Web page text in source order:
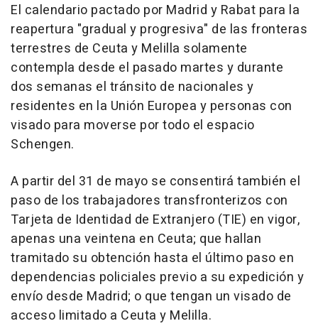
El calendario pactado por Madrid y Rabat para la
reapertura "gradual y progresiva" de las fronteras
terrestres de Ceuta y Melilla solamente
contempla desde el pasado martes y durante
dos semanas el tránsito de nacionales y
residentes en la Unión Europea y personas con
visado para moverse por todo el espacio
Schengen.
A partir del 31 de mayo se consentirá también el
paso de los trabajadores transfronterizos con
Tarjeta de Identidad de Extranjero (TIE) en vigor,
apenas una veintena en Ceuta; que hallan
tramitado su obtención hasta el último paso en
dependencias policiales previo a su expedición y
envío desde Madrid; o que tengan un visado de
acceso limitado a Ceuta y Melilla.